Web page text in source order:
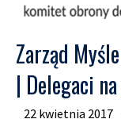
Zarząd
| Delegaci
22 kwietnia 2017